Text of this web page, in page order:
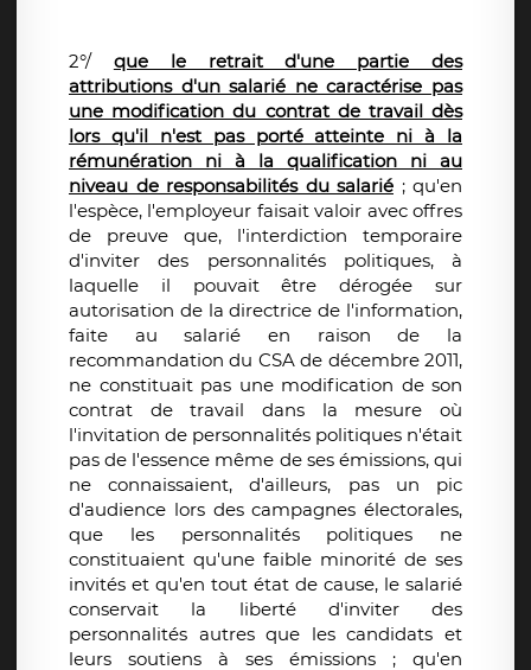
2°/ que le retrait d'une partie des
attributions d'un salarié ne caractérise pas
une modification du contrat de travail dès
lors qu'il n'est pas porté atteinte ni à la
rémunération ni à la qualification ni au
niveau de responsabilités du salarié ; qu'en
l'espèce, l'employeur faisait valoir avec offres
de preuve que, l'interdiction temporaire
d'inviter des personnalités politiques, à
laquelle il pouvait être dérogée sur
autorisation de la directrice de l'information,
faite au salarié en raison de la
recommandation du CSA de décembre 2011,
ne constituait pas une modification de son
contrat de travail dans la mesure où
l'invitation de personnalités politiques n'était
pas de l'essence même de ses émissions, qui
ne connaissaient, d'ailleurs, pas un pic
d'audience lors des campagnes électorales,
que les personnalités politiques ne
constituaient qu'une faible minorité de ses
invités et qu'en tout état de cause, le salarié
conservait la liberté d'inviter des
personnalités autres que les candidats et
leurs soutiens à ses émissions ; qu'en